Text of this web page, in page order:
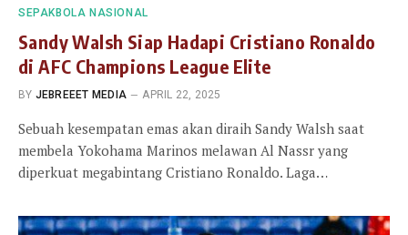
SEPAKBOLA NASIONAL
Sandy Walsh Siap Hadapi Cristiano Ronaldo
di AFC Champions League Elite
BY JEBREEET MEDIA APRIL 22, 2025
Sebuah kesempatan emas akan diraih Sandy Walsh saat
membela Yokohama Marinos melawan Al Nassr yang
diperkuat megabintang Cristiano Ronaldo. Laga…